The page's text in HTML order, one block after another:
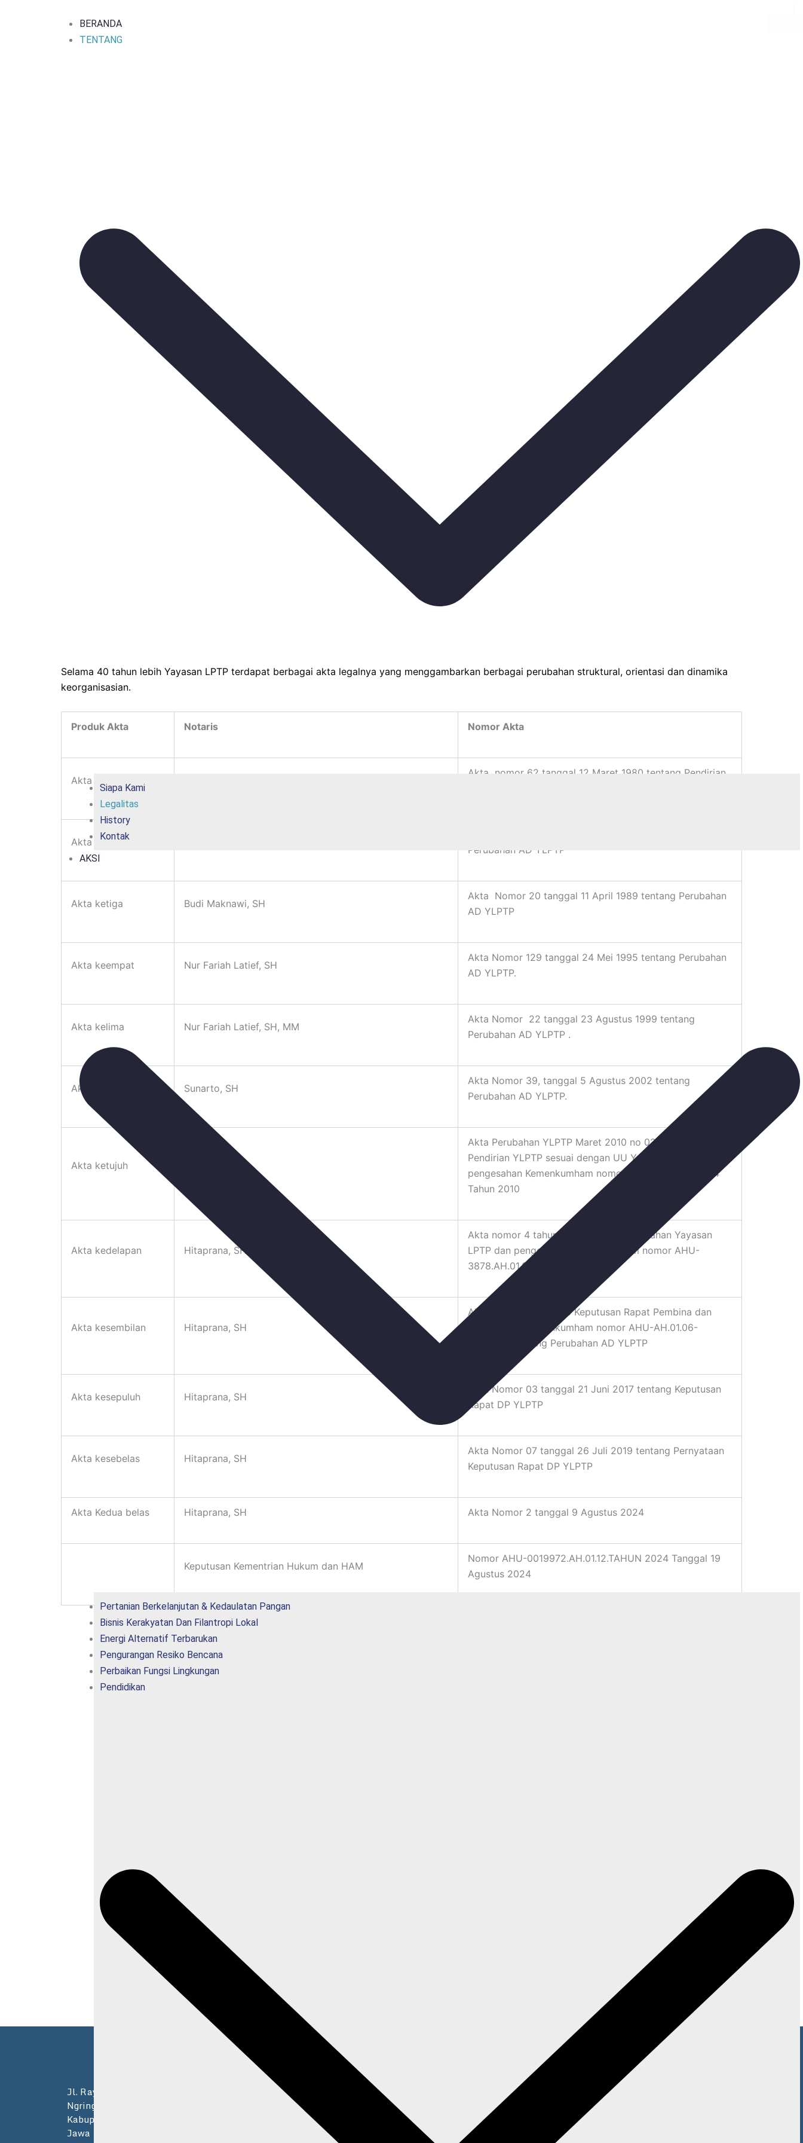
BERANDA
TENTANG
Siapa Kami
Legalitas
History
Kontak
AKSI
Pertanian Berkelanjutan & Kedaulatan Pangan
Bisnis Kerakyatan Dan Filantropi Lokal
Energi Alternatif Terbarukan
Pengurangan Resiko Bencana
Perbaikan Fungsi Lingkungan
Pendidikan
Selama 40 tahun lebih Yayasan LPTP terdapat berbagai akta legalnya yang menggambarkan berbagai perubahan struktural, orientasi dan dinamika
keorganisasian.
Produk Akta Notaris Nomor Akta
Akta pertama
Akta nomor 62 tanggal 12 Maret 1980 tentang Pendirian
Akta kedua
Perubahan AD YLPTP
Akta ketiga Budi Maknawi, SH
Akta Nomor 20 tanggal 11 April 1989 tentang Perubahan
AD YLPTP
Akta keempat Nur Fariah Latief, SH
Akta Nomor 129 tanggal 24 Mei 1995 tentang Perubahan
AD YLPTP.
Akta kelima Nur Fariah Latief, SH, MM
Akta Nomor 22 tanggal 23 Agustus 1999 tentang
Perubahan AD YLPTP .
Akta keenam Sunarto, SH
Akta Nomor 39, tanggal 5 Agustus 2002 tentang
Perubahan AD YLPTP.
Akta ketujuh
Akta Perubahan YLPTP Maret 2010 no 02 tentang
Pendirian YLPTP sesuai dengan UU Yayasan terbaru dan
pengesahan Kemenkumham nomor AHU-3878.AH.01.04
Tahun 2010
Akta kedelapan Hitaprana, SH
Akta nomor 4 tahun 2010 tentang Perubahan Yayasan
LPTP dan pengesahan Kemenkumham nomor AHU-
3878.AH.01.04 Tahun 2010
Akta kesembilan Hitaprana, SH
Akta no 06 tahun 2016 Keputusan Rapat Pembina dan
pengesahan Kemenkumham nomor AHU-AH.01.06-
0002064 tentang Perubahan AD YLPTP
Akta kesepuluh Hitaprana, SH
Akta Nomor 03 tanggal 21 Juni 2017 tentang Keputusan
Rapat DP YLPTP
Akta kesebelas Hitaprana, SH
Akta Nomor 07 tanggal 26 Juli 2019 tentang Pernyataan
Keputusan Rapat DP YLPTP
Akta Kedua belas Hitaprana, SH Akta Nomor 2 tanggal 9 Agustus 2024
Keputusan Kementrian Hukum dan HAM
Nomor AHU-0019972.AH.01.12.TAHUN 2024 Tanggal 19
Agustus 2024
Jl. Raya Palur Km. 5, Tegal Asri RT.04/RW.06,
Ngringo, Kec. Jaten,
Kabupaten Karanganyar,
Jawa Tengah
Dapatkan Informasi Lebih Lanjut
Melalui Media Sosial Kami :